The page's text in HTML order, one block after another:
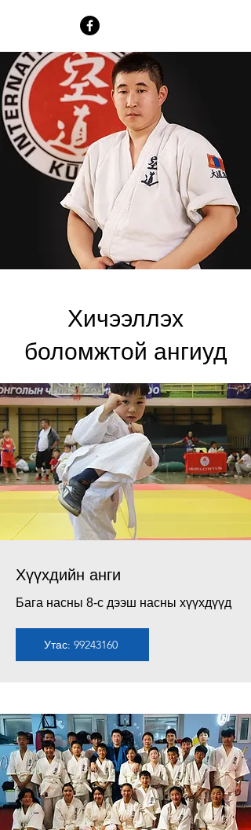
Хичээллэх
боломжтой ангиуд
Хүүхдийн анги
Бага насны 8-с дээш насны хүүхдүүд
Утас: 99243160